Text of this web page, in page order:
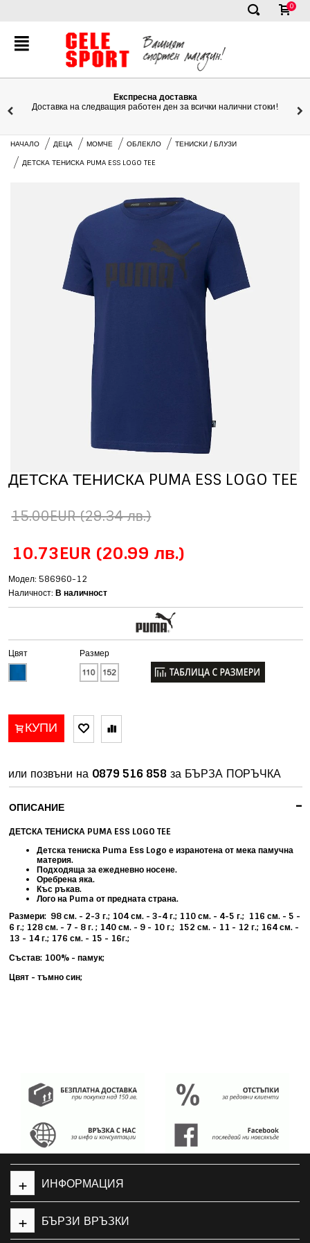
✕
0
Експресна доставка
Доставка на следващия работен ден за всички налични стоки!
НАЧАЛО ДЕЦА МОМЧЕ ОБЛЕКЛО ТЕНИСКИ / БЛУЗИ
ДЕТСКА ТЕНИСКА PUMA ESS LOGO TEE
ДЕТСКА ТЕНИСКА PUMA ESS LOGO TEE
15.00EUR(29.34 лв.)
10.73EUR (20.99 лв.)
Модел: 586960-12
Наличност:В наличност
Цвят Размер
КУПИ
или позвъни на 0879 516 858 за БЪРЗА ПОРЪЧКА
-
ОПИСАНИЕ
ДЕТСКА ТЕНИСКА PUMA ESS LOGO TEE
Детска тениска Puma Ess Logo е изранотена от мека памучна
материя.
Подходяща за ежедневно носене.
Оребрена яка.
Къс ръкав.
Лого на Puma от предната страна.
Размери: 98 см. - 2-3 г.; 104 см. - 3-4 г.; 110 см. - 4-5 г.; 116 см. - 5 -
6 г.; 128 см. - 7 - 8 г. ; 140 см. - 9 - 10 г.; 152 см. - 11 - 12 г.; 164 см. -
13 - 14 г.; 176 см. - 15 - 16г.;
Състав: 100% - памук;
Цвят - тъмно син;
ИНФОРМАЦИЯ
+
БЪРЗИ ВРЪЗКИ
+